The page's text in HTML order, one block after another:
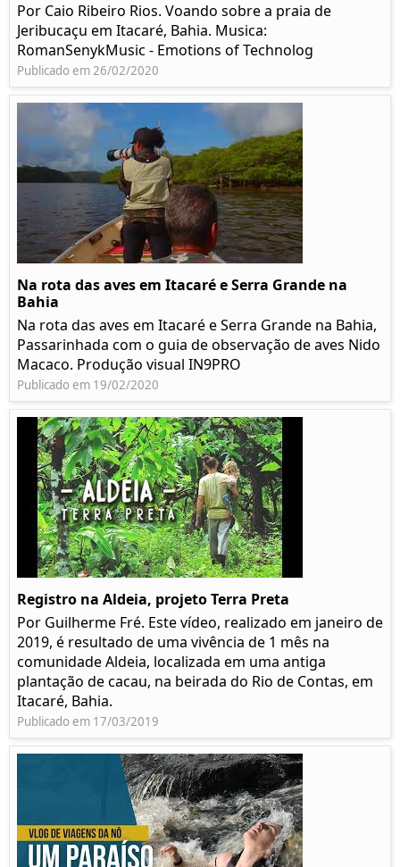
Por Caio Ribeiro Rios. Voando sobre a praia de
Jeribucaçu em Itacaré, Bahia. Musica:
RomanSenykMusic - Emotions of Technolog
Publicado em 26/02/2020
Na rota das aves em Itacaré e Serra Grande na
Bahia
Na rota das aves em Itacaré e Serra Grande na Bahia,
Passarinhada com o guia de observação de aves Nido
Macaco. Produção visual IN9PRO
Publicado em 19/02/2020
Registro na Aldeia, projeto Terra Preta
Por Guilherme Fré. Este vídeo, realizado em janeiro de
2019, é resultado de uma vivência de 1 mês na
comunidade Aldeia, localizada em uma antiga
plantação de cacau, na beirada do Rio de Contas, em
Itacaré, Bahia.
Publicado em 17/03/2019